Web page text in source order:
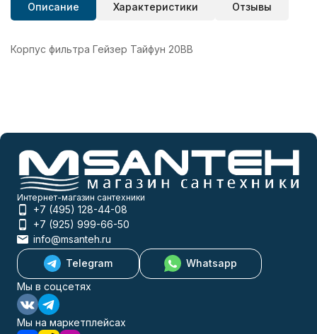
Описание Характеристики Отзывы
Корпус фильтра Гейзер Тайфун 20ВВ
Интернет-магазин сантехники
+7 (495) 128-44-08
+7 (925) 999-66-50
info@msanteh.ru
Telegram
Whatsapp
Мы в соцсетях
Мы на маркетплейсах